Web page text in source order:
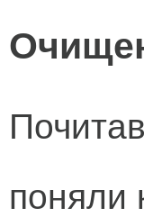
поняли